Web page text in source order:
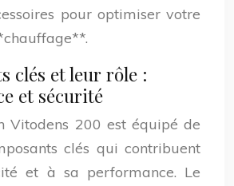
pour optimiser votre
clés et leur rôle :
et sécurité
Vitodens 200 est équipé de
clés qui contribuent
et à sa performance. Le